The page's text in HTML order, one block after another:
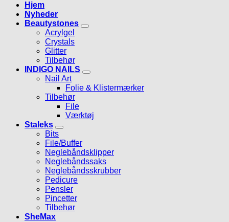
Hjem
Nyheder
Beautystones
Acrylgel
Crystals
Glitter
Tilbehør
INDIGO NAILS
Nail Art
Folie & Klistermærker
Tilbehør
File
Værktøj
Staleks
Bits
File/Buffer
Neglebåndsklipper
Neglebåndssaks
Neglebåndsskrubber
Pedicure
Pensler
Pincetter
Tilbehør
SheMax